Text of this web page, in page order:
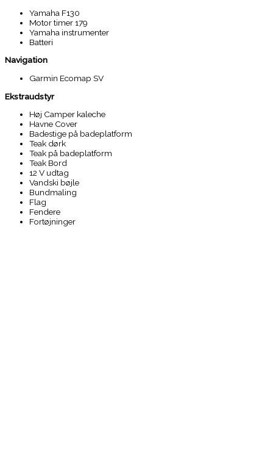
Yamaha F130
Motor timer 179
Yamaha instrumenter
Batteri
Navigation
Garmin Ecomap SV
Ekstraudstyr
Høj Camper kaleche
Havne Cover
Badestige på badeplatform
Teak dørk
Teak på badeplatform
Teak Bord
12 V udtag
Vandski bøjle
Bundmaling
Flag
Fendere
Fortøjninger